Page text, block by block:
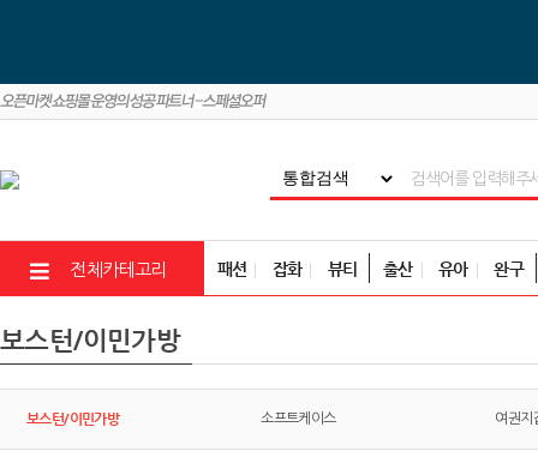
전체카테고리 패션 잡화 뷰티 출산 유아 완구
보스턴/이민가방
보스턴/이민가방 소프트케이스 여권지